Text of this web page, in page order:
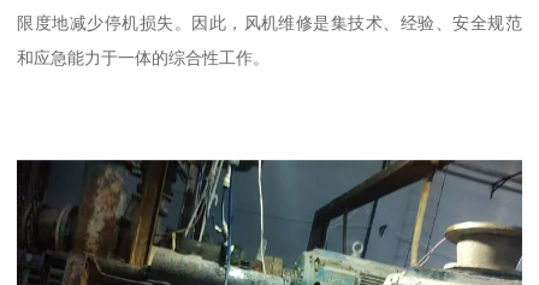
限度地减少停机损失。因此，风机维修是集技术、经验、安全规范
和应急能力于一体的综合性工作。